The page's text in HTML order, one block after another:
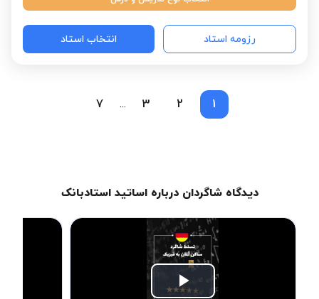
رزومه استاد انتخاب استاد
1
2
3
...
7
دیدگاه شاگردان درباره اساتید استادبانک